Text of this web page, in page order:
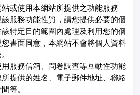
或使用本網站所提供之功能服務
服務功能性質，請您提供必要的個
該特定目的範圍內處理及利用您的個
您書面同意，本網站不會將個人資料
服務信箱、問卷調查等互動性功能
提供的姓名、電子郵件地址、聯絡
等。